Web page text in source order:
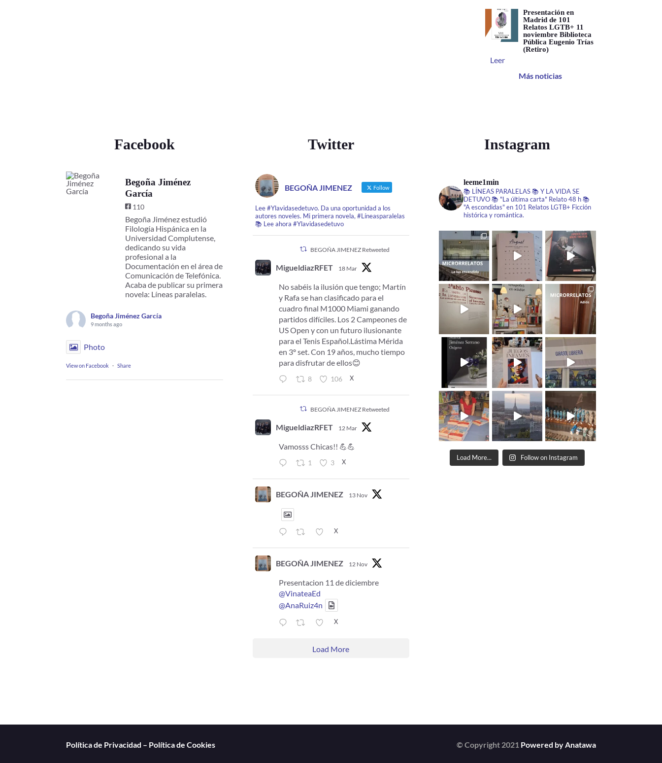
Presentación en
Madrid de 101
Relatos LGTB+ 11
noviembre Biblioteca
Pública Eugenio Trías
(Retiro)
Leer
Más noticias
Facebook
Begoña Jiménez
García
110
Begoña Jiménez estudió
Filología Hispánica en la
Universidad Complutense,
dedicando su vida
profesional a la
Documentación en el área de
Comunicación de Telefónica.
Acaba de publicar su primera
novela: Líneas paralelas.
Begoña Jiménez García
9 months ago
Photo
View on Facebook · Share
Twitter
BEGOÑA JIMENEZ Follow
Lee #Ylavidasedetuvo. Da una oportunidad a los
autores noveles. Mi primera novela, #Líneasparalelas
📚 Lee ahora #Ylavidasedetuvo
BEGOÑA JIMENEZ Retweeted
MigueldiazRFET 18 Mar
No sabéis la ilusión que tengo; Martín
y Rafa se han clasificado para el
cuadro final M1000 Miami ganando
partidos difíciles. Los 2 Campeones de
US Open y con un futuro ilusionante
para el Tenis Español.Lástima Mérida
en 3º set. Con 19 años, mucho tiempo
para disfrutar de ellos😊
8 106 X
BEGOÑA JIMENEZ Retweeted
MigueldiazRFET 12 Mar
Vamosss Chicas!! 💪💪
1 3 X
BEGOÑA JIMENEZ 13 Nov
X
BEGOÑA JIMENEZ 12 Nov
Presentacion 11 de diciembre
@VinateaEd
@AnaRuiz4n
X
Load More
Instagram
leeme1min
📚 LÍNEAS PARALELAS📚 Y LA VIDA SE
DETUVO📚 "La última carta" Relato 48 h📚
"A escondidas" en 101 Relatos LGTB+ Ficción
histórica y romántica.
Load More... Follow on Instagram
Política de Privacidad – Política de Cookies © Copyright 2021 Powered by Anatawa